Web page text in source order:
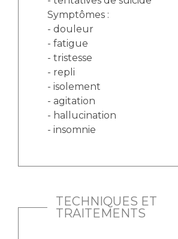
Symptômes :
- douleur
- fatigue
- tristesse
- repli
- isolement
- agitation
- hallucination
- insomnie
TECHNIQUES ET
TRAITEMENTS